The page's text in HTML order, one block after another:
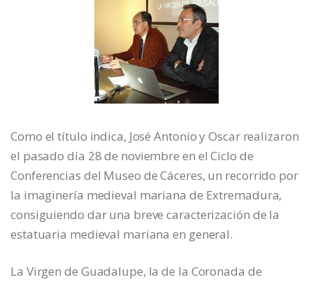
Como el título indica, José Antonio y Oscar realizaron
el pasado día 28 de noviembre en el Ciclo de
Conferencias del Museo de Cáceres, un recorrido por
la imaginería medieval mariana de Extremadura,
consiguiendo dar una breve caracterización de la
estatuaria medieval mariana en general.
La Virgen de Guadalupe, la de la Coronada de